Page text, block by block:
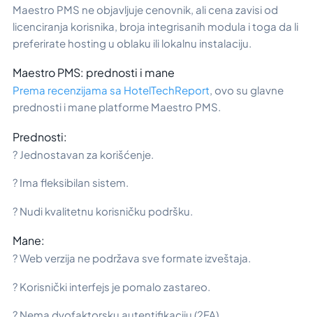
Maestro PMS ne objavljuje cenovnik, ali cena zavisi od
licenciranja korisnika, broja integrisanih modula i toga da li
preferirate hosting u oblaku ili lokalnu instalaciju.
Maestro PMS: prednosti i mane
Prema recenzijama sa HotelTechReport, ovo su glavne
prednosti i mane platforme Maestro PMS.
Prednosti:
? Jednostavan za korišćenje.
? Ima fleksibilan sistem.
? Nudi kvalitetnu korisničku podršku.
Mane:
? Web verzija ne podržava sve formate izveštaja.
? Korisnički interfejs je pomalo zastareo.